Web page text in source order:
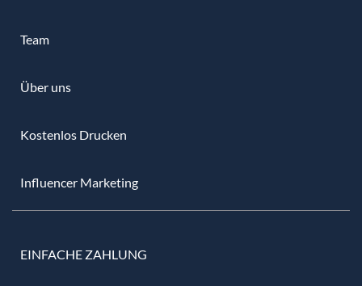
Team
Über uns
Kostenlos Drucken
Influencer Marketing
EINFACHE ZAHLUNG